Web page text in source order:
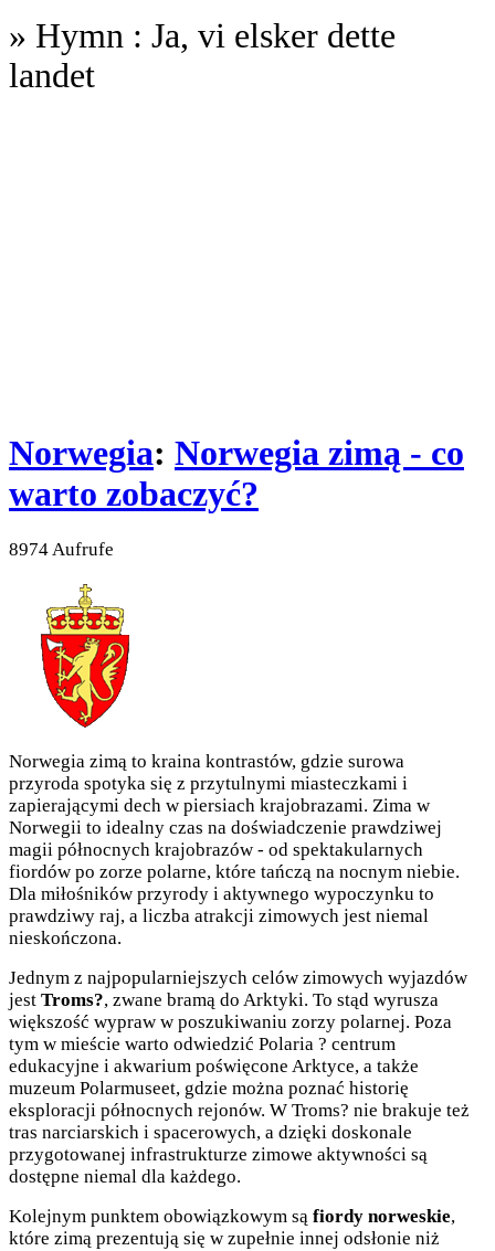
» Hymn : Ja, vi elsker dette
landet
Norwegia: Norwegia zimą - co
warto zobaczyć?
8974 Aufrufe
Norwegia zimą to kraina kontrastów, gdzie surowa
przyroda spotyka się z przytulnymi miasteczkami i
zapierającymi dech w piersiach krajobrazami. Zima w
Norwegii to idealny czas na doświadczenie prawdziwej
magii północnych krajobrazów - od spektakularnych
fiordów po zorze polarne, które tańczą na nocnym niebie.
Dla miłośników przyrody i aktywnego wypoczynku to
prawdziwy raj, a liczba atrakcji zimowych jest niemal
nieskończona.
Jednym z najpopularniejszych celów zimowych wyjazdów
jest Troms?, zwane bramą do Arktyki. To stąd wyrusza
większość wypraw w poszukiwaniu zorzy polarnej. Poza
tym w mieście warto odwiedzić Polaria ? centrum
edukacyjne i akwarium poświęcone Arktyce, a także
muzeum Polarmuseet, gdzie można poznać historię
eksploracji północnych rejonów. W Troms? nie brakuje też
tras narciarskich i spacerowych, a dzięki doskonale
przygotowanej infrastrukturze zimowe aktywności są
dostępne niemal dla każdego.
Kolejnym punktem obowiązkowym są fiordy norweskie,
które zimą prezentują się w zupełnie innej odsłonie niż